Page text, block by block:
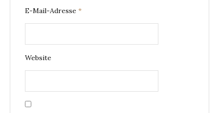
E-Mail-Adresse *
Website